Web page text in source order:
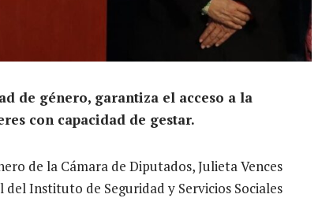
de género, garantiza el acceso a la
con capacidad de gestar.
de la Cámara de Diputados, Julieta Vences
Instituto de Seguridad y Servicios Sociales